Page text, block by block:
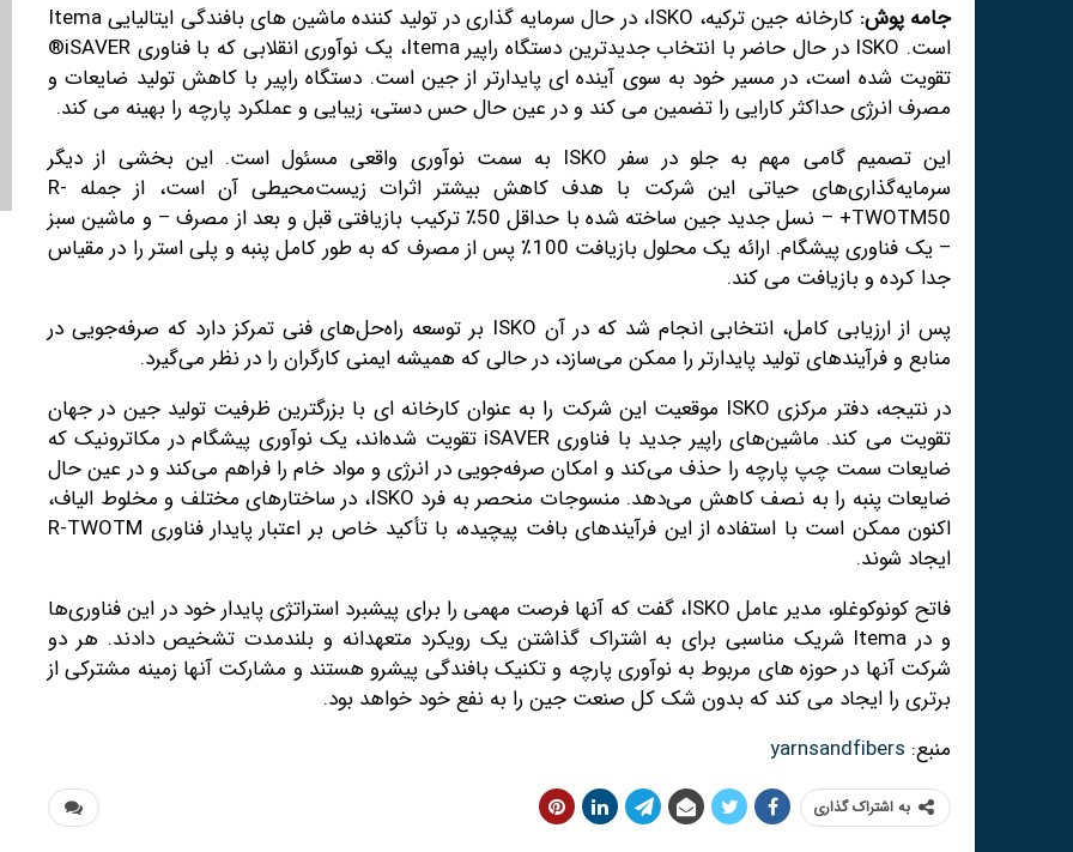
جامه پوش:
کارخانه جین ترکیه، ISKO، در حال سرمایه گذاری در تولید کننده ماشین های بافندگی ایتالیایی Itema
است. ISKO در حال حاضر با انتخاب جدیدترین دستگاه راپیر Itema، یک نوآوری انقلابی که با فناوری iSAVER®
تقویت شده است، در مسیر خود به سوی آینده ای پایدارتر از جین است. دستگاه راپیر با کاهش تولید ضایعات و
مصرف انرژی حداکثر کارایی را تضمین می کند و در عین حال حس دستی، زیبایی و عملکرد پارچه را بهینه می کند.
این تصمیم گامی مهم به جلو در سفر ISKO به سمت نوآوری واقعی مسئول است. این بخشی از دیگر
سرمایه‌گذاری‌های حیاتی این شرکت با هدف کاهش بیشتر اثرات زیست‌محیطی آن است، از جمله R-
TWOTM50+ – نسل جدید جین ساخته شده با حداقل 50٪ ترکیب بازیافتی قبل و بعد از مصرف – و ماشین سبز
– یک فناوری پیشگام. ارائه یک محلول بازیافت 100٪ پس از مصرف که به طور کامل پنبه و پلی استر را در مقیاس
جدا کرده و بازیافت می کند.
پس از ارزیابی کامل، انتخابی انجام شد که در آن ISKO بر توسعه راه‌حل‌های فنی تمرکز دارد که صرفه‌جویی در
منابع و فرآیندهای تولید پایدارتر را ممکن می‌سازد، در حالی که همیشه ایمنی کارگران را در نظر می‌گیرد.
در نتیجه، دفتر مرکزی ISKO موقعیت این شرکت را به عنوان کارخانه ای با بزرگترین ظرفیت تولید جین در جهان
تقویت می کند. ماشین‌های راپیر جدید با فناوری iSAVER تقویت شده‌اند، یک نوآوری پیشگام در مکاترونیک که
ضایعات سمت چپ پارچه را حذف می‌کند و امکان صرفه‌جویی در انرژی و مواد خام را فراهم می‌کند و در عین حال
ضایعات پنبه را به نصف کاهش می‌دهد. منسوجات منحصر به فرد ISKO، در ساختارهای مختلف و مخلوط الیاف،
اکنون ممکن است با استفاده از این فرآیندهای بافت پیچیده، با تأکید خاص بر اعتبار پایدار فناوری R-TWOTM
ایجاد شوند.
فاتح کونوکوغلو، مدیر عامل ISKO، گفت که آنها فرصت مهمی را برای پیشبرد استراتژی پایدار خود در این فناوری‌ها
و در Itema شریک مناسبی برای به اشتراک گذاشتن یک رویکرد متعهدانه و بلندمدت تشخیص دادند. هر دو
شرکت آنها در حوزه های مربوط به نوآوری پارچه و تکنیک بافندگی پیشرو هستند و مشارکت آنها زمینه مشترکی از
برتری را ایجاد می کند که بدون شک کل صنعت جین را به نفع خود خواهد بود.
منبع: yarnsandfibers
به اشتراک گذاری